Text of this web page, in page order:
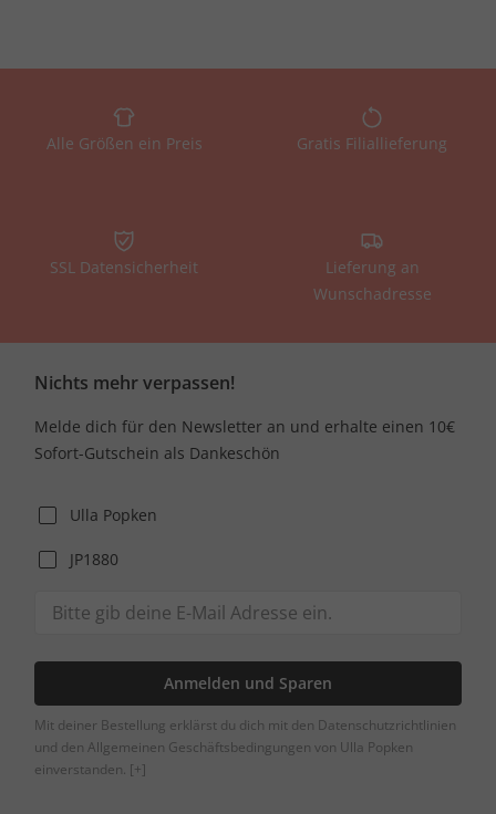
Alle Größen ein Preis Gratis Filiallieferung
SSL Datensicherheit
Lieferung an
Wunschadresse
Nichts mehr verpassen!
Melde dich für den Newsletter an und erhalte einen 10€
Sofort-Gutschein als Dankeschön
Ulla Popken
JP1880
Anmelden und Sparen
Mit deiner Bestellung erklärst du dich mit den Datenschutzrichtlinien
und den Allgemeinen Geschäftsbedingungen von Ulla Popken
einverstanden. [+]